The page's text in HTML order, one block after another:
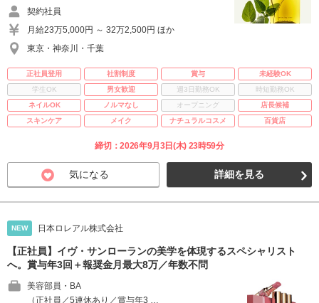
契約社員
月給23万5,000円 ～ 32万2,500円 ほか
東京・神奈川・千葉
正社員登用 社割制度 賞与
未経験OK
学生OK
男女歓迎 週3日勤務OK
時短勤務OK
ネイルOK
ノルマなし オープニング
店長候補
スキンケア
メイク ナチュラルコスメ 百貨店
締切：2026年9月3日(木) 23時59分
気になる 詳細を見る
NEW 日本ロレアル株式会社
【正社員】イヴ・サンローランの美学を体現するスペシャリスト
へ。賞与年3回＋報奨金月最大8万／年数不問
美容部員・BA
（正社員／5連休あり／賞与年3 …